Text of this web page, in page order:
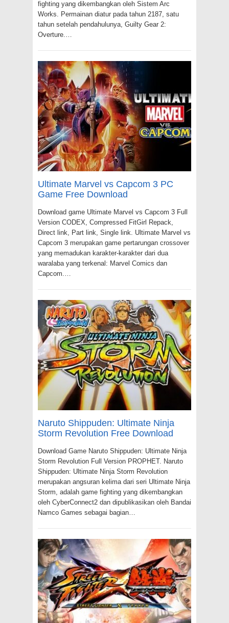
fighting yang dikembangkan oleh Sistem Arc
Works. Permainan diatur pada tahun 2187, satu
tahun setelah pendahulunya, Guilty Gear 2:
Overture.…
Ultimate Marvel vs Capcom 3 PC
Game Free Download
Download game Ultimate Marvel vs Capcom 3 Full
Version CODEX, Compressed FitGirl Repack,
Direct link, Part link, Single link. Ultimate Marvel vs
Capcom 3 merupakan game pertarungan crossover
yang memadukan karakter-karakter dari dua
waralaba yang terkenal: Marvel Comics dan
Capcom.…
Naruto Shippuden: Ultimate Ninja
Storm Revolution Free Download
Download Game Naruto Shippuden: Ultimate Ninja
Storm Revolution Full Version PROPHET. Naruto
Shippuden: Ultimate Ninja Storm Revolution
merupakan angsuran kelima dari seri Ultimate Ninja
Storm, adalah game fighting yang dikembangkan
oleh CyberConnect2 dan dipublikasikan oleh Bandai
Namco Games sebagai bagian…